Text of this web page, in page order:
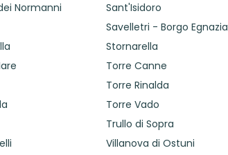
Normanni Sant'Isidoro
Savelletri - Borgo Egnazia
Stornarella
Torre Canne
Torre Rinalda
Torre Vado
Trullo di Sopra
Villanova di Ostuni